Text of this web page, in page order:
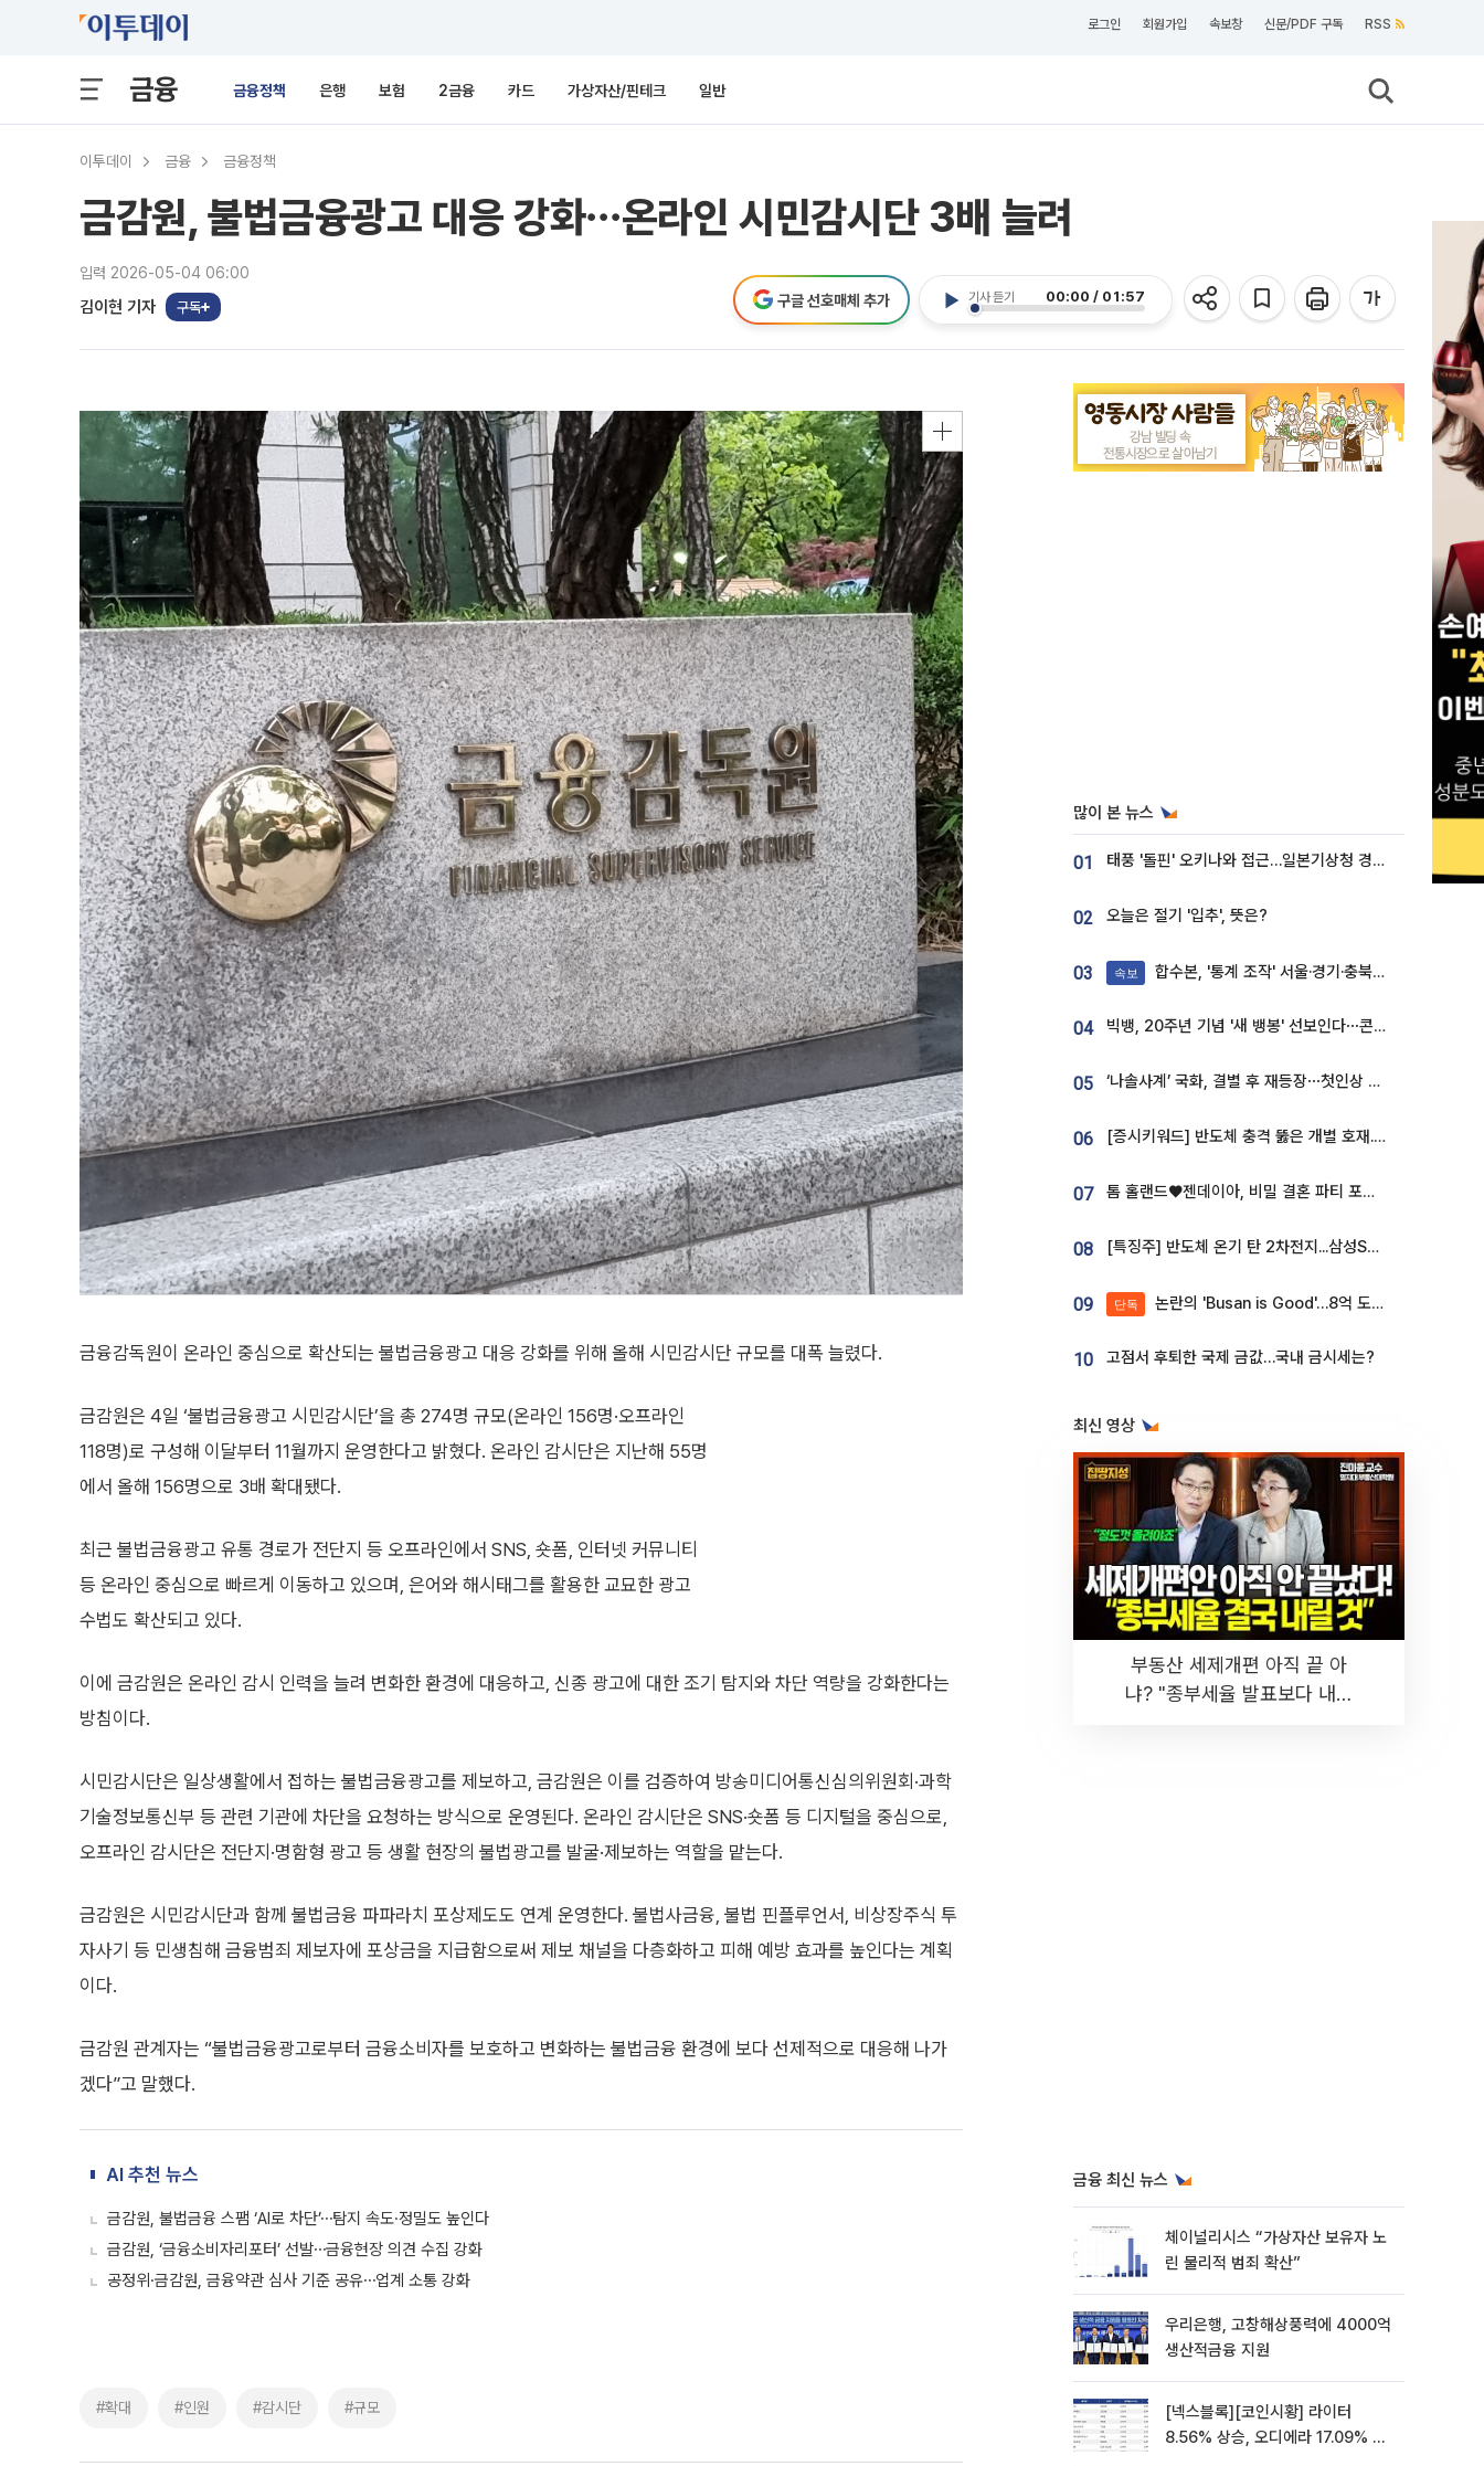
로그인 회원가입 속보창 신문/PDF 구독 RSS
금융 금융정책 은행 보험 2금융 카드 가상자산/핀테크 일반
이투데이 금융 금융정책
금감원, 불법금융광고 대응 강화⋯온라인 시민감시단 3배 늘려
입력 2026-05-04 06:00
김이현 기자 구독
기사 듣기 00:00 / 01:57
구글 선호매체 추가
금융감독원이 온라인 중심으로 확산되는 불법금융광고 대응 강화를 위해 올해 시민감시단 규모를 대폭 늘렸다.
금감원은 4일 ‘불법금융광고 시민감시단’을 총 274명 규모(온라인 156명·오프라인
118명)로 구성해 이달부터 11월까지 운영한다고 밝혔다. 온라인 감시단은 지난해 55명
에서 올해 156명으로 3배 확대됐다.
최근 불법금융광고 유통 경로가 전단지 등 오프라인에서 SNS, 숏폼, 인터넷 커뮤니티
등 온라인 중심으로 빠르게 이동하고 있으며, 은어와 해시태그를 활용한 교묘한 광고
수법도 확산되고 있다.
이에 금감원은 온라인 감시 인력을 늘려 변화한 환경에 대응하고, 신종 광고에 대한 조기 탐지와 차단 역량을 강화한다는
방침이다.
시민감시단은 일상생활에서 접하는 불법금융광고를 제보하고, 금감원은 이를 검증하여 방송미디어통신심의위원회·과학
기술정보통신부 등 관련 기관에 차단을 요청하는 방식으로 운영된다. 온라인 감시단은 SNS·숏폼 등 디지털을 중심으로,
오프라인 감시단은 전단지·명함형 광고 등 생활 현장의 불법광고를 발굴·제보하는 역할을 맡는다.
금감원은 시민감시단과 함께 불법금융 파파라치 포상제도도 연계 운영한다. 불법사금융, 불법 핀플루언서, 비상장주식 투
자사기 등 민생침해 금융범죄 제보자에 포상금을 지급함으로써 제보 채널을 다층화하고 피해 예방 효과를 높인다는 계획
이다.
금감원 관계자는 “불법금융광고로부터 금융소비자를 보호하고 변화하는 불법금융 환경에 보다 선제적으로 대응해 나가
겠다”고 말했다.
AI 추천 뉴스
금감원, 불법금융 스팸 ‘AI로 차단’⋯탐지 속도·정밀도 높인다
금감원, ‘금융소비자리포터’ 선발⋯금융현장 의견 수집 강화
공정위·금감원, 금융약관 심사 기준 공유⋯업계 소통 강화
#확대 #인원 #감시단 #규모
많이 본 뉴스
01 태풍 '돌핀' 오키나와 접근…일본기상청 경로 업데이트
02 오늘은 절기 '입추', 뜻은?
03 속보 합수본, '통계 조작' 서울·경기·충북 선관위 등 추가 압수수색
04 빅뱅, 20주년 기념 '새 뱅봉' 선보인다⋯콘서트 앞두고 팝업 개최
05 ‘나솔사계’ 국화, 결별 후 재등장⋯첫인상 투표 휩쓸고 ‘인기녀’ 등극
06 [증시키워드] 반도체 충격 뚫은 개별 호재...포스코퓨처엠·에코프로·한화솔루션 '눈길'
07 톰 홀랜드♥젠데이아, 비밀 결혼 파티 포착⋯호텔 대관비만 9억
08 [특징주] 반도체 온기 탄 2차전지...삼성SDI, 장 초반 7% 넘게 껑충
09 단독 논란의 'Busan is Good'…8억 도시브랜드, 용산 대통령실 CI 업체가 수행
10 고점서 후퇴한 국제 금값…국내 금시세는?
최신 영상
부동산 세제개편 아직 끝 아
냐? "종부세율 발표보다 내릴
금융 최신 뉴스
체이널리시스 “가상자산 보유자 노
린 물리적 범죄 확산”
우리은행, 고창해상풍력에 4000억
생산적금융 지원
[넥스블록][코인시황] 라이터
8.56% 상승, 오디에라 17.09% 하